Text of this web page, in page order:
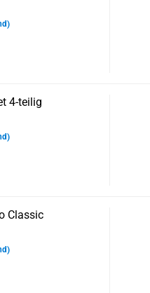
4-teilig
Classic